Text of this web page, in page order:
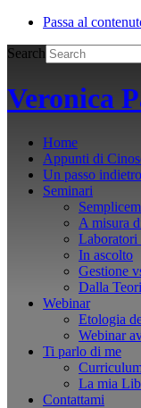
Passa al
Search
Veronica
Home
Appunti di
Un passo indietro
Seminari
A misura
In ascolto
Gestione
Dalla
Webinar
Etologia
Webinar
Ti parlo di me
La mia
Contattami